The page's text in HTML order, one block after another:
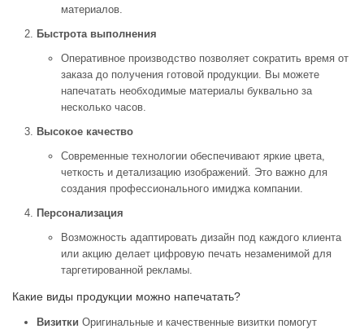
материалов.
Быстрота выполнения
Оперативное производство позволяет сократить время от
заказа до получения готовой продукции. Вы можете
напечатать необходимые материалы буквально за
несколько часов.
Высокое качество
Современные технологии обеспечивают яркие цвета,
четкость и детализацию изображений. Это важно для
создания профессионального имиджа компании.
Персонализация
Возможность адаптировать дизайн под каждого клиента
или акцию делает цифровую печать незаменимой для
таргетированной рекламы.
Какие виды продукции можно напечатать?
Визитки Оригинальные и качественные визитки помогут